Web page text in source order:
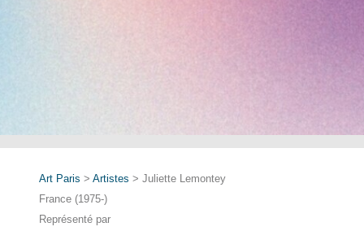
Art Paris > Artistes > Juliette Lemontey
France (1975-)
Représenté par